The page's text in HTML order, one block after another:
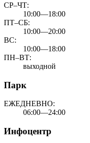
СР–ЧТ:
10:00—18:00
ПТ–СБ:
10:00—20:00
ВС:
10:00—18:00
ПН–ВТ:
выходной
Парк
ЕЖЕДНЕВНО:
06:00—24:00
Инфоцентр